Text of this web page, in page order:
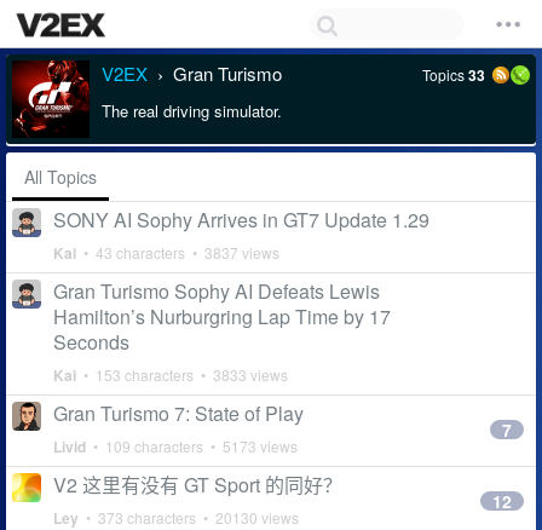
V2EX › Gran Turismo Topics33
The real driving simulator.
All Topics
SONY AI Sophy Arrives in GT7 Update 1.29
Kai • 43 characters • 3837 views
Gran Turismo Sophy AI Defeats Lewis
Hamilton’s Nurburgring Lap Time by 17
Seconds
Kai • 153 characters • 3833 views
Gran Turismo 7: State of Play
Livid • 109 characters • 5173 views
7
V2 这里有没有 GT Sport 的同好？
Ley • 373 characters • 20130 views
12